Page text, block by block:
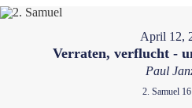
April 12,
Verraten, verflucht -
Paul
2. Samuel